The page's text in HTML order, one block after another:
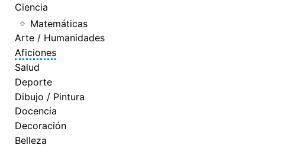
Ciencia
Matemáticas
Arte / Humanidades
Aficiones
Salud
Deporte
Dibujo / Pintura
Docencia
Decoración
Belleza